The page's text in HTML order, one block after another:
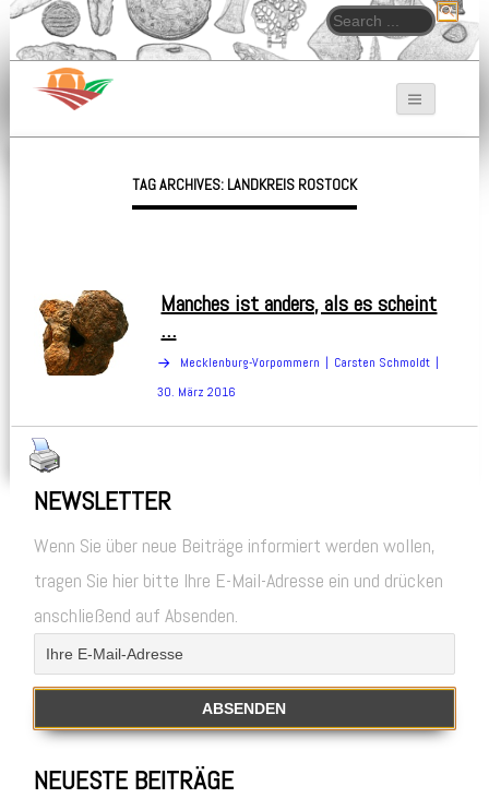
Bodendenkmalpfleger.de
Search for:
TAG ARCHIVES: LANDKREIS ROSTOCK
Manches ist anders, als es scheint
…
Mecklenburg-Vorpommern
Carsten Schmoldt
30. März 2016
NEWSLETTER
Wenn Sie über neue Beiträge informiert werden wollen,
tragen Sie hier bitte Ihre E-Mail-Adresse ein und drücken
anschließend auf Absenden.
NEUESTE BEITRÄGE